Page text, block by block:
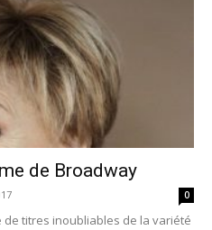
de Broadway
0
titres inoubliables de la variété